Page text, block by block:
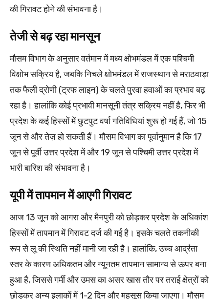
की गिरावट होने की संभावना है।
तेजी से बढ़ रहा मानसून
मौसम विभाग के अनुसार वर्तमान में मध्य क्षोभमंडल में एक पश्चिमी
विक्षोभ सक्रिय है, जबकि निचले क्षोभमंडल में राजस्थान से मराठवाड़ा
तक फैली द्रोणी (ट्रफ लाइन) के चलते पुरवा हवाओं का प्रभाव बढ़
रहा है। हालांकि कोई प्रभावी मानसूनी तंत्र सक्रिय नहीं है, फिर भी
प्रदेश के कई हिस्सों में छुटपुट वर्षा गतिविधियां शुरू हो गई हैं, जो 15
जून से और तेज़ हो सकती हैं। मौसम विभाग का पूर्वानुमान है कि 17
जून से पूर्वी उत्तर प्रदेश में और 19 जून से पश्चिमी उत्तर प्रदेश में
भारी बारिश की संभावना है।
यूपी में तापमान में आएगी गिरावट
आज 13 जून को आगरा और मैनपुरी को छोड़कर प्रदेश के अधिकांश
हिस्सों में तापमान में गिरावट दर्ज की गई है। इसके चलते तकनीकी
रूप से लू की स्थिति नहीं मानी जा रही है। हालांकि, उच्च आर्द्रता
स्तर के कारण अधिकतम और न्यूनतम तापमान सामान्य से ऊपर बना
हुआ है, जिससे गर्मी और उमस का असर खास तौर पर तराई क्षेत्रों को
छोड़कर अन्य इलाकों में 1-2 दिन और महसूस किया जाएगा। मौसम